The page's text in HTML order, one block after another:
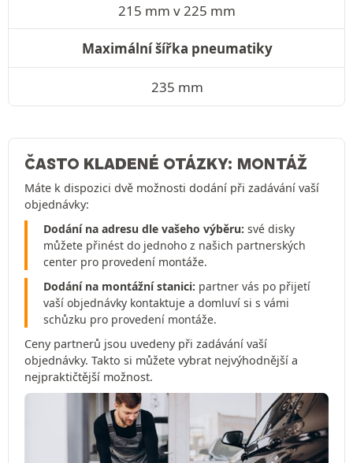
215 mm v 225 mm
Maximální šířka pneumatiky
235 mm
ČASTO KLADENÉ OTÁZKY: MONTÁŽ
Máte k dispozici dvě možnosti dodání při zadávání vaší
objednávky:
Dodání na adresu dle vašeho výběru: své disky
můžete přinést do jednoho z našich partnerských
center pro provedení montáže.
Dodání na montážní stanici: partner vás po přijetí
vaší objednávky kontaktuje a domluví si s vámi
schůzku pro provedení montáže.
Ceny partnerů jsou uvedeny při zadávání vaší
objednávky. Takto si můžete vybrat nejvýhodnější a
nejpraktičtější možnost.